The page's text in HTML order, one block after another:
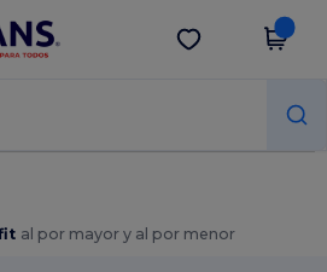
app!
Descargar app
al por mayor y al por menor